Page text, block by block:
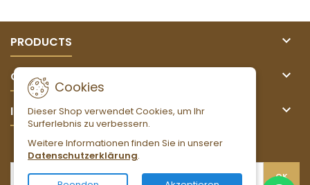
PRODUCTS 
OUR COMPANY 
IHR KONTO 
Cookies
Dieser Shop verwendet Cookies, um Ihr
Surferlebnis zu verbessern.
Weitere Informationen finden Sie in unserer
Datenschutzerklärung.
NEWSLETTER